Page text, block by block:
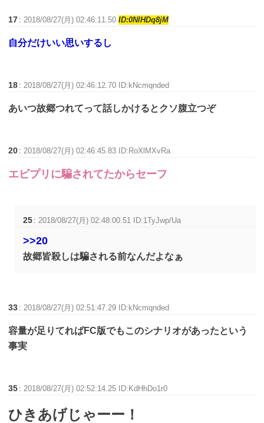
17 :2018/08/27(月) 02:46:11.50ID:0NlHDq8jM
自分だけいい思いするし
18 :2018/08/27(月) 02:46:12.70 ID:kNcmqnded
あいつ故郷つれてって話しかけるとクソ腹立つぞ
20 :2018/08/27(月) 02:46:45.83 ID:RoXlMXvRa
エビプリに騙されてたからセーフ
25 : 2018/08/27(月) 02:48:00.51 ID:1TyJwp/Ua
>>20
故郷皆殺しは騙される前なんだよなぁ
33 : 2018/08/27(月) 02:51:47.29 ID:kNcmqnded
容量が足りてればFC版でもこのシナリオがあったという
事実
35 : 2018/08/27(月) 02:52:14.25 ID:KdHhDo1r0
ひきあげじゃーー！